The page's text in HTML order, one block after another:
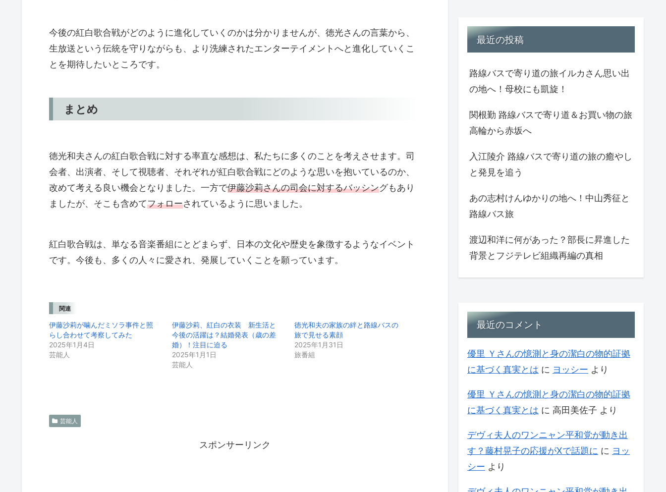
今後の紅白歌合戦がどのように進化していくのかは分かりませんが、徳光さんの言葉から、
生放送という伝統を守りながらも、より洗練されたエンターテイメントへと進化していくこ
とを期待したいところです。
まとめ
徳光和夫さんの紅白歌合戦に対する率直な感想は、私たちに多くのことを考えさせます。司
会者、出演者、そして視聴者、それぞれが紅白歌合戦にどのような思いを抱いているのか、
改めて考える良い機会となりました。一方で伊藤沙莉さんの司会に対するバッシングもあり
ましたが、そこも含めてフォローされているように思いました。
紅白歌合戦は、単なる音楽番組にとどまらず、日本の文化や歴史を象徴するようなイベント
です。今後も、多くの人々に愛され、発展していくことを願っています。
関連
伊藤沙莉が噛んだミソラ事件と照
らし合わせて考察してみた
2025年1月4日
芸能人
伊藤沙莉、紅白の衣装 新生活と
今後の活躍は？結婚発表（歳の差
婚）！注目に迫る
2025年1月1日
芸能人
徳光和夫の家族の絆と路線バスの
旅で見せる素顔
2025年1月31日
旅番組
芸能人
スポンサーリンク
最近の投稿
路線バスで寄り道の旅イルカさん思い出
の地へ！母校にも凱旋！
関根勤 路線バスで寄り道＆お買い物の旅
高輪から赤坂へ
入江陵介 路線バスで寄り道の旅の癒やし
と発見を追う
あの志村けんゆかりの地へ！中山秀征と
路線バス旅
渡辺和洋に何があった？部長に昇進した
背景とフジテレビ組織再編の真相
最近のコメント
優里 Ｙさんの憶測と身の潔白の物的証拠
に基づく真実とは に ヨッシー より
優里 Ｙさんの憶測と身の潔白の物的証拠
に基づく真実とは に 高田美佐子 より
デヴィ夫人のワンニャン平和党が動き出
す？藤村晃子の応援がXで話題に に ヨッ
シー より